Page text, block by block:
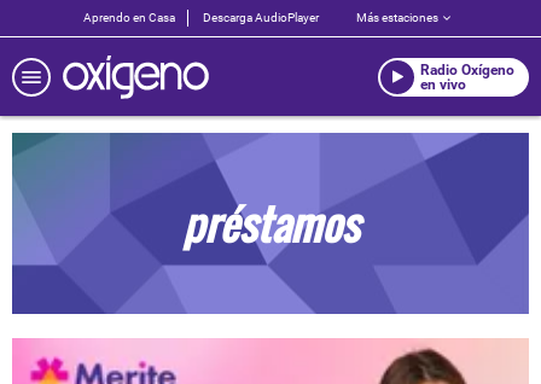
Aprendo en Casa Descarga AudioPlayer Más estaciones
Radio Oxígeno
en vivo
préstamos